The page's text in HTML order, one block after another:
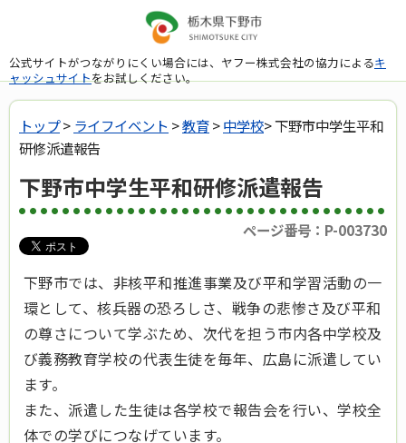
公式サイトがつながりにくい場合には、ヤフー株式会社の協力によるキ
ャッシュサイトをお試しください。
トップ> ライフイベント >教育>中学校> 下野市中学生平和
研修派遣報告
下野市中学生平和研修派遣報告
ページ番号：P-003730
下野市では、非核平和推進事業及び平和学習活動の一
環として、核兵器の恐ろしさ、戦争の悲惨さ及び平和
の尊さについて学ぶため、次代を担う市内各中学校及
び義務教育学校の代表生徒を毎年、広島に派遣してい
ます。
また、派遣した生徒は各学校で報告会を行い、学校全
体での学びにつなげています。